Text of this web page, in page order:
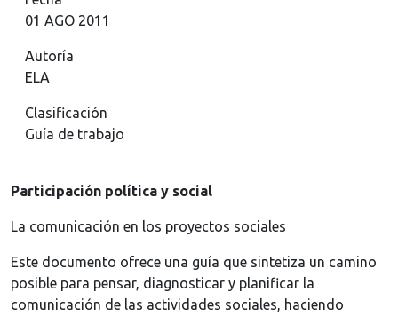
01 AGO 2011
Autoría
ELA
Clasificación
Guía de trabajo
Participación política y social
La comunicación en los proyectos sociales
Este documento ofrece una guía que sintetiza un camino
posible para pensar, diagnosticar y planificar la
comunicación de las actividades sociales, haciendo